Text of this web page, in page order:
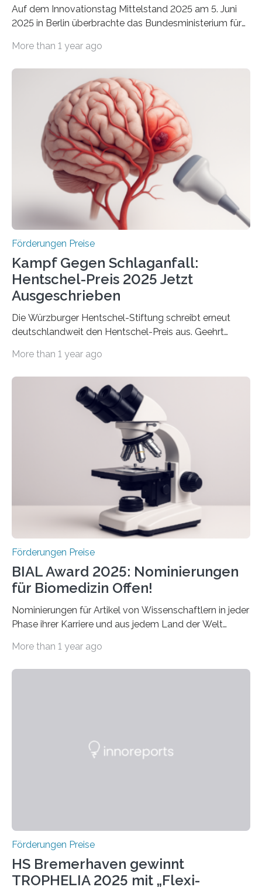
Auf dem Innovationstag Mittelstand 2025 am 5. Juni
2025 in Berlin überbrachte das Bundesministerium für
Überplanmäßige Verpflichtungsermächtigungen in
Woche vom Haushaltsausschuss freigegeben – unter
anderem zur Unterstützung der
Industrieforschungsprogramme Industrielle
Gemeinschaftsforschung (IGF), Zentrales
Innovationsprogramm Mittelstand (ZIM) und
Innovationskompetenz INNO-KOM. Auf dem
Innovationstag Mittelstand 2025 am 5. Juni 2025 in
Berlin überbrachte das Bundesministerium für
Wirtschaft und Energie eine gute Nachricht:
Überplanmäßige Verpflichtungsermächtigungen in
More than 1 year ago
Förderungen Preise
Kampf Gegen Schlaganfall:
Hentschel-Preis 2025 Jetzt
Ausgeschrieben
Die Würzburger Hentschel-Stiftung schreibt erneut
deutschlandweit den Hentschel-Preis aus. Geehrt
hochrangige wissenschaftliche Publikation zum Thema
Schlaganfall“ mit Sitz in Würzburg fördert die
Schlaganfallforschung, um die Behandlung der
Betroffenen zu verbessern. Dazu schreibt sie auch in
diesem Jahr wieder deutschlandweit den Hentschel-
Preis aus. Er richtet sich gezielt an jüngere
Forscherinnen und Forscher unter 40 Jahren. Geehrt
werden soll eine herausragende Doktorarbeit oder eine
hochrangige wissenschaftliche Publikation zum Thema
More than 1 year ago
Förderungen Preise
BIAL Award 2025: Nominierungen
für Biomedizin Offen!
Nominierungen für Artikel von Wissenschaftlern in jeder
Phase ihrer Karriere und aus jedem Land der Welt
Leben gerufen, um die bemerkenswertesten
Foundation, des BIAL Award in Biomedicine ist in
More than 1 year ago
Förderungen Preise
HS Bremerhaven gewinnt
TROPHELIA 2025 mit „Flexi-